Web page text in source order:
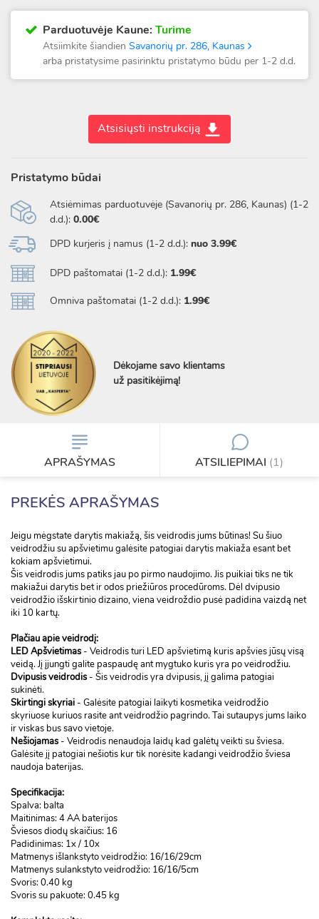
Parduotuvėje Kaune: Turime
Atsiimkite šiandien Savanorių pr. 286, Kaunas
arba pristatysime pasirinktu pristatymo būdu per 1-2 d.d.
Atsisiųsti instrukciją
Pristatymo būdai
Atsiėmimas parduotuvėje (Savanorių pr. 286, Kaunas) (1-2
d.d.): 0.00€
DPD kurjeris į namus (1-2 d.d.): nuo 3.99€
DPD paštomatai (1-2 d.d.): 1.99€
Omniva paštomatai (1-2 d.d.): 1.99€
Dėkojame savo klientams
už pasitikėjimą!
APRAŠYMAS ATSILIEPIMAI (1)
PREKĖS APRAŠYMAS
Jeigu mėgstate darytis makiažą, šis veidrodis jums būtinas! Su šiuo
veidrodžiu su apšvietimu galėsite patogiai darytis makiaža esant bet
kokiam apšvietimui.
Šis veidrodis jums patiks jau po pirmo naudojimo. Jis puikiai tiks ne tik
makiažui darytis bet ir odos priežiūros procedūroms. Dėl dvipusio
veidrodžio išskirtinio dizaino, viena veidroždio pusė padidina vaizdą net
iki 10 kartų.
Plačiau apie veidrodį:
LED Apšvietimas - Veidrodis turi LED apšvietimą kuris apšvies jūsų visą
veidą. Jį įjungti galite paspaudę ant mygtuko kuris yra po veidrodžiu.
Dvipusis veidrodis - Šis veidrodis yra dvipusis, jį galima patogiai
sukinėti.
Skirtingi skyriai - Galėsite patogiai laikyti kosmetika veidrodžio
skyriuose kuriuos rasite ant veidrodžio pagrindo. Tai sutaupys jums laiko
ir viskas bus savo vietoje.
Nešiojamas - Veidrodis nenaudoja laidų kad galėtų veikti su šviesa.
Galėsite jį patogiai nešiotis kur tik norėsite kadangi veidrodžio šviesa
naudoja baterijas.
Specifikacija:
Spalva: balta
Maitinimas: 4 AA baterijos
Šviesos diodų skaičius: 16
Padidinimas: 1x / 10x
Matmenys išlankstyto veidrodžio: 16/16/29cm
Matmenys sulankstyto veidrodžio: 16/16/5cm
Svoris: 0.40 kg
Svoris su pakuote: 0.45 kg